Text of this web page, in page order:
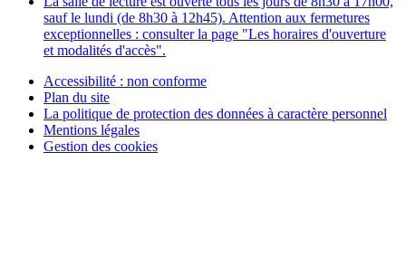
sauf le lundi (de 8h30 à 12h45). Attention aux fermetures
exceptionnelles : consulter la page "Les horaires d'ouverture
et modalités d'accès".
Accessibilité : non conforme
Plan du site
La politique de protection des données à caractère personnel
Mentions légales
Gestion des cookies